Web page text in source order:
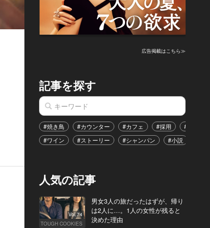
広告掲載はこちら≫
記事を探す
#焼き鳥 #カウンター #カフェ #採用
#恋愛
#ワイン
#ストーリー #シャンパン #小説
人気の記事
Vol.74
TOUGH COOKIES
男女3人の旅だったはずが、帰り
は2人に…。1人の女性が残ると
決めた理由